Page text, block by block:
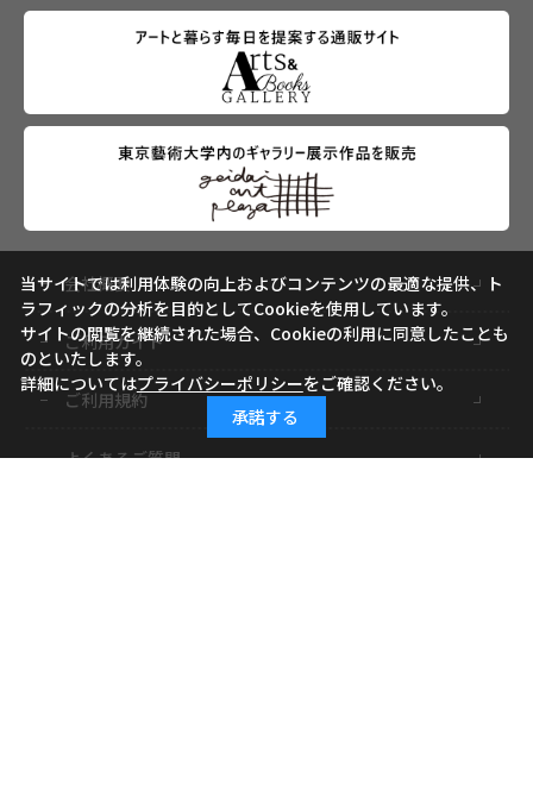
会社概要
ご利用ガイド
ご利用規約
よくあるご質問
当サイトでは利用体験の向上およびコンテンツの最適な提供、ト
ラフィックの分析を目的としてCookieを使用しています。
サイトの閲覧を継続された場合、Cookieの利用に同意したことも
のといたします。
詳細についてはプライバシーポリシーをご確認ください。
承諾する